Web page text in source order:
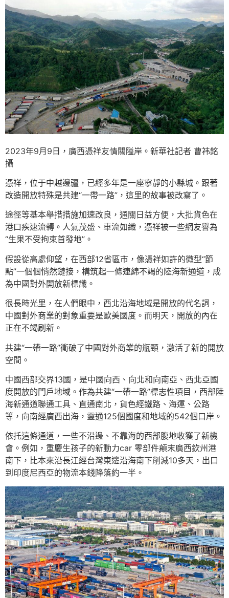
2023年9月9日，廣西憑祥友情關隘岸。新華社記者 曹祎銘
攝
憑祥，位于中越邊疆，已經多年是一座寧靜的小縣城。跟著
改造開放特殊是共建“一帶一路”，這里的故事被改寫了。
途徑等基本舉措措施加速改良，通關日益方便，大批貨色在
港口疾速流轉。人氣茂盛、車流如織，憑祥被一些網友譽為
“生果不受拘束首發地”。
假設從高處仰望，在西部12省區市，像憑祥如許的微型“節
點”一個個悄然鏈接，構筑起一條連綿不竭的陸海新通道，成
為中國對外開放新標識。
很長時光里，在人們眼中，西北沿海地域是開放的代名詞，
中國對外商業的對象重要是歐美國度。而明天，開放的內在
正在不竭刷新。
共建“一帶一路”衝破了中國對外商業的瓶頸，激活了新的開放
空間。
中國西部交界13國，是中國向西、向北和向南亞、西北亞國
度開放的門戶地域。作為共建“一帶一路”標志性項目，西部陸
海新通道聯通工具、直通南北，貨色經鐵路、海運、公路
等，向南經廣西出海，靈通125個國度和地域的542個口岸。
依托這條通道，一些不沿邊、不靠海的西部腹地收獲了新機
會。例如，重慶生孩子的新動力car 零部件顛末廣西欽州港
南下，比本來沿長江經台灣東邊沿海南下削減10多天，出口
到印度尼西亞的物流本錢降落約一半。